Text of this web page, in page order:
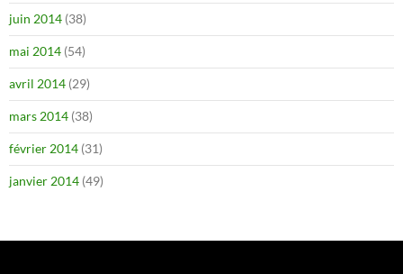
juin 2014 (38)
mai 2014 (54)
avril 2014 (29)
mars 2014 (38)
février 2014 (31)
janvier 2014 (49)